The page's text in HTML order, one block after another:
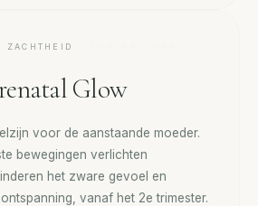
ZACHTHEID
Glow
voor de aanstaande moeder.
bewegingen verlichten
het zware gevoel en
vanaf het 2e trimester.